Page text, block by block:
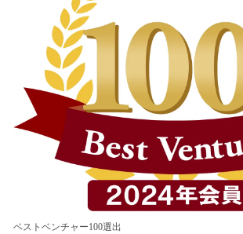
ベストベンチャー100選出